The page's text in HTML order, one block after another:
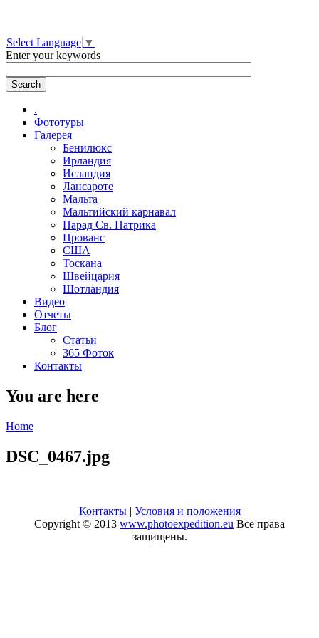
Select Language ▼
Enter your keywords
.
Фототуры
Галерея
Бенилюкс
Ирландия
Исландия
Лансароте
Мальта
Мальтийский карнавал
Парад Св. Патрика
Прованс
США
Тоскана
Швейцария
Шотландия
Видео
Отчеты
Блог
Статьи
365 Фоток
Контакты
You are here
Home
DSC_0467.jpg
Контакты| Условия и положения
Copyright © 2013 www.photoexpedition.eu Все права
защищены.